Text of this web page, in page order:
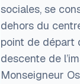
sociales, se
dehors du
point de départ
descente de
Monseigneur